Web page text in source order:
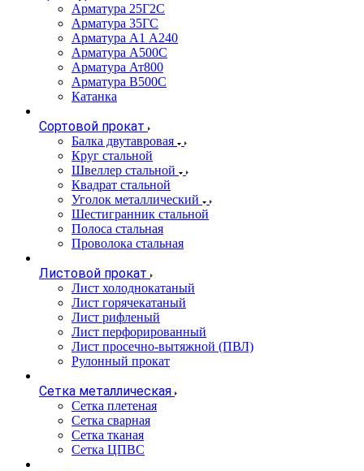
Арматура 25Г2С
Арматура 35ГС
Арматура А1 А240
Арматура А500С
Арматура Ат800
Арматура В500С
Катанка
Сортовой прокат
Балка двутавровая
Круг стальной
Швеллер стальной
Квадрат стальной
Уголок металлический
Шестигранник стальной
Полоса стальная
Проволока стальная
Листовой прокат
Лист холоднокатаный
Лист горячекатаный
Лист рифленый
Лист перфорированный
Лист просечно-вытяжной (ПВЛ)
Рулонный прокат
Сетка металлическая
Сетка плетеная
Сетка сварная
Сетка тканая
Сетка ЦПВС